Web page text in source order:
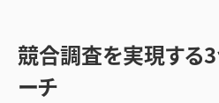
競合調査を実現する
ーチ